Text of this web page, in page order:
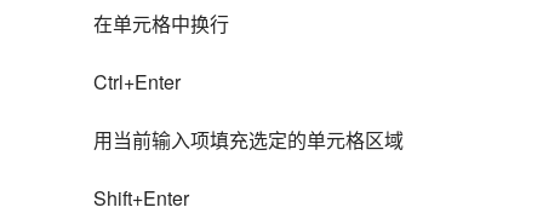
在单元格中换行
Ctrl+Enter
用当前输入项填充选定的单元格区域
Shift+Enter